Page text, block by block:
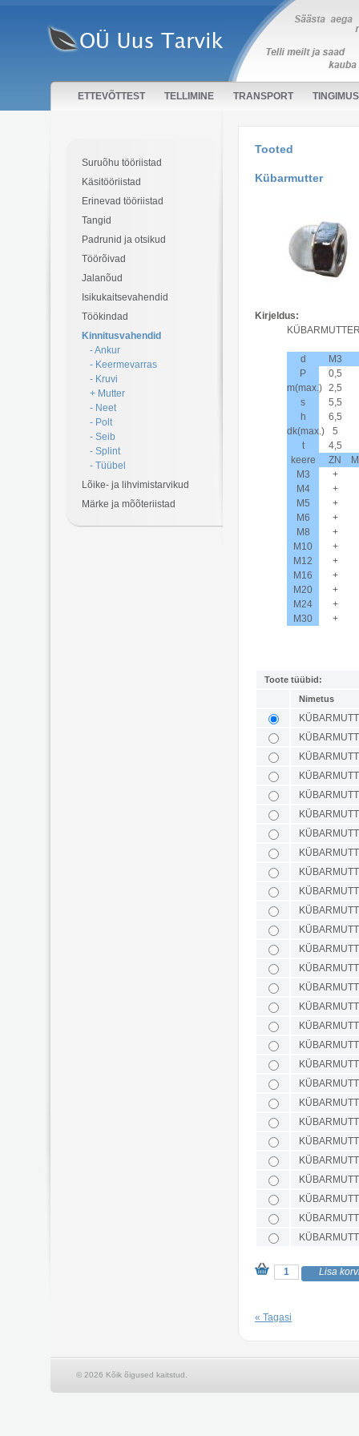
ETTEVÕTTEST TELLIMINE TRANSPORT
Suruõhu tööriistad
Käsitööriistad
Erinevad tööriistad
Tangid
Padrunid ja otsikud
Töörõivad
Jalanõud
Isikukaitsevahendid
Töökindad
Kinnitusvahendid
- Ankur
- Keermevarras
- Kruvi
+ Mutter
- Neet
- Polt
- Seib
- Splint
- Tüübel
Lõike- ja lihvimistarvikud
Märke ja mõõteriistad
Tooted
Kübarmutter
Kirjeldus:
d
M3
P
0,5
m(max.) 2,5
s
5,5
h
6,5
dk(max.)
5
t
4,5
keere
ZN
M3
+
M4
+
M5
+
M6
+
M8
+
M10
+
M12
+
M16
+
M20
+
M24
+
M30
+
Toote tüübid:
Nimetus
« Tagasi
© 2026 Kõik õigused kaitstud.